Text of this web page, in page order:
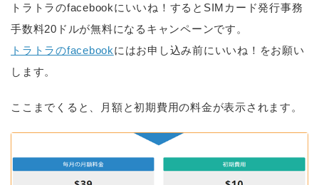
トラトラのfacebookにいいね！するとSIMカード発行事務
手数料20ドルが無料になるキャンペーンです。
トラトラのfacebookにはお申し込み前にいいね！をお願い
します。
ここまでくると、月額と初期費用の料金が表示されます。